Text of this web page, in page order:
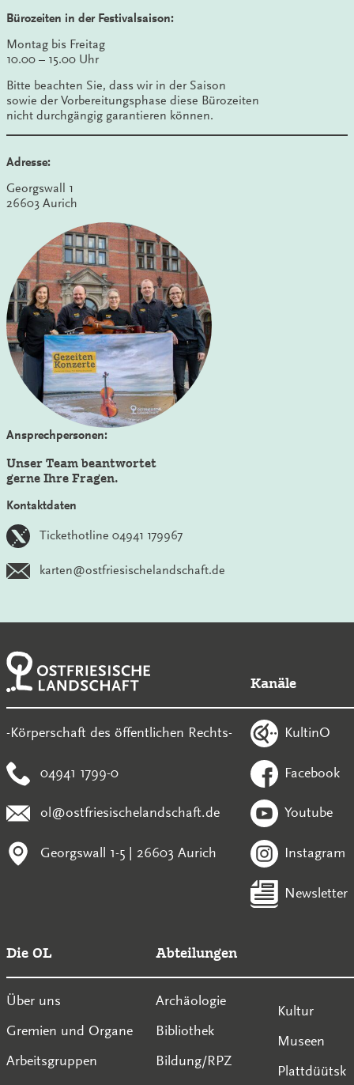
Bürozeiten in der Festivalsaison:
Montag bis Freitag
10.00 – 15.00 Uhr
Bitte beachten Sie, dass wir in der Saison
sowie der Vorbereitungsphase diese Bürozeiten
nicht durchgängig garantieren können.
Adresse:
Georgswall 1
26603 Aurich
Ansprechpersonen:
Unser Team beantwortet
gerne Ihre Fragen.
Kontaktdaten
Tickethotline 04941 179967
karten@ostfriesischelandschaft.de
-Körperschaft des öffentlichen Rechts-
04941 1799-0
ol@ostfriesischelandschaft.de
Georgswall 1-5 | 26603 Aurich
Kanäle
KultinO
Facebook
Youtube
Instagram
Newsletter
Die OL
Über uns
Gremien und Organe
Arbeitsgruppen
Abteilungen
Archäologie
Bibliothek
Bildung/RPZ
Kultur
Museen
Plattdüütsk